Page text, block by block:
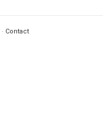
· Contact